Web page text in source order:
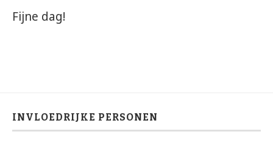
Fijne dag!
INVLOEDRIJKE PERSONEN